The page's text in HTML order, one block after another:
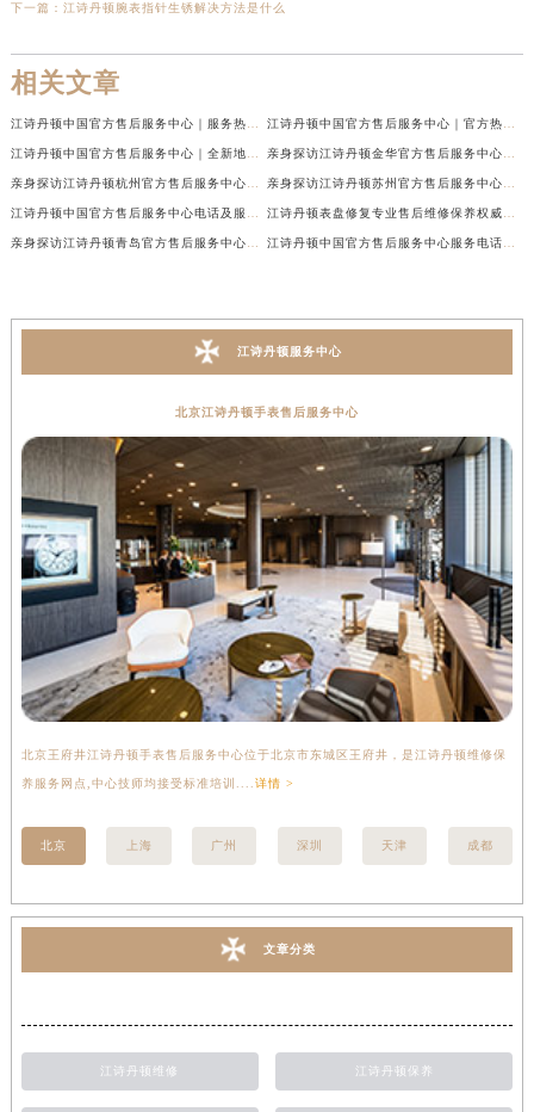
下一篇： 江诗丹顿腕表指针生锈解决方法是什么
相关文章
江诗丹顿服务中心
北京江诗丹顿手表售后服务中心
北京王府井江诗丹顿手表售后服务中心位于北京市东城区王府井，是江诗丹顿维修保
养服务网点,中心技师均接受标准培训.... 详情 >
北京 上海 广州 深圳 天津 成都
文章分类
江诗丹顿维修 江诗丹顿保养